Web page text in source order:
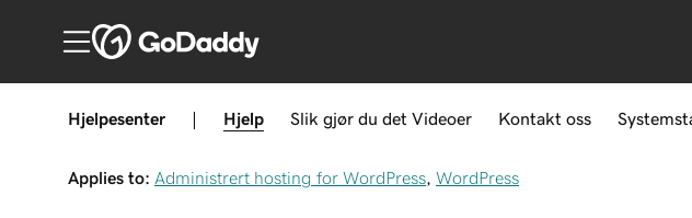
Hjelpesenter Hjelp Slik gjør du det Videoer Kontakt oss
Applies to: Administrert hosting for WordPress WordPress